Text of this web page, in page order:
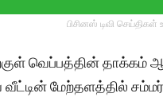
பிசினஸ் டிவி
வெப்பத்தின் தாக்கம்
மேற்தளத்தில்